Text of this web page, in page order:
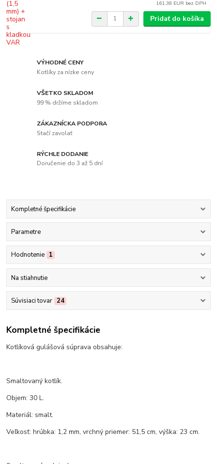
161,38 EUR bez DPH
Pridať do košíka
VÝHODNÉ CENY
Kotlíky za nízke ceny
VŠETKO SKLADOM
99 % držíme skladom
ZÁKAZNÍCKA PODPORA
Stačí zavolať
RÝCHLE DODANIE
Doručenie do 3 až 5 dní
Kompletné špecifikácie
Parametre
Hodnotenie 1
Na stiahnutie
Súvisiaci tovar 24
Kompletné špecifikácie
Kotlíková gulášová súprava obsahuje:
Smaltovaný kotlík.
Objem: 30 L.
Materiál: smalt.
Veľkosť: hrúbka: 1,2 mm, vrchný priemer: 51,5 cm, výška: 23 cm.